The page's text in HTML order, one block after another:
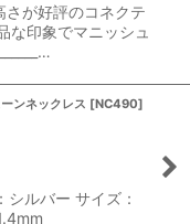
さが好評のコネクテ
な印象でマニッシュ
ンネックレス [NC490]
ルバー サイズ：